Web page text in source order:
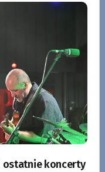
ostatnie koncerty